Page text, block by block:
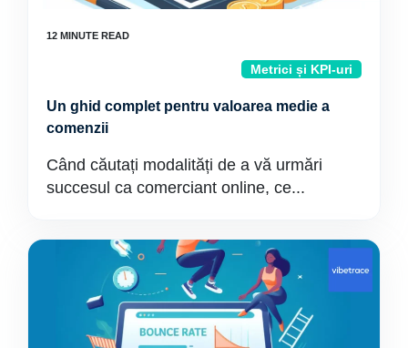
Metrici și KPI-uri
Un ghid complet pentru valoarea medie a
comenzii
Când căutați modalități de a vă urmări
succesul ca comerciant online, ce...